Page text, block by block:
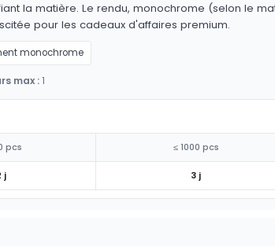
la matière. Le rendu, monochrome (selon le
pour les cadeaux d'affaires premium.
monochrome
max :1
pcs ≤ 1000 pcs
j 3 j